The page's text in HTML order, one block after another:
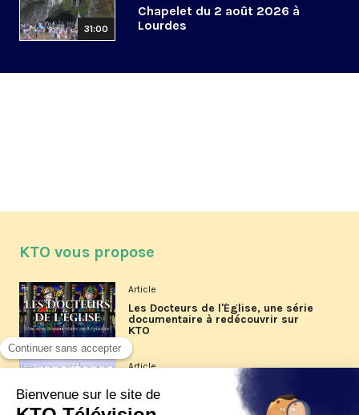
31:00
Chapelet du 2 août 2026 à
Lourdes
KTO vous propose
Article
Les Docteurs de l'Église, une série
documentaire à redécouvrir sur
KTO
Article
Les reportages d'été 2026 de KTO